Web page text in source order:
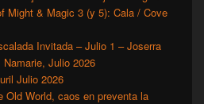
Might & Magic 3 (y 5): Cala / Cove
Invitada – Julio 1 – Joserra
Julio 2026
Julio 2026
Old World, caos en preventa la